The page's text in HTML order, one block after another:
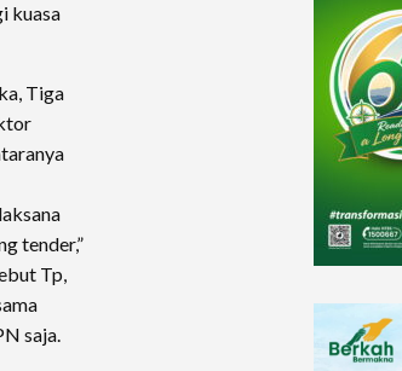
kuasa
Tiga
tender,”
Tp,
saja.